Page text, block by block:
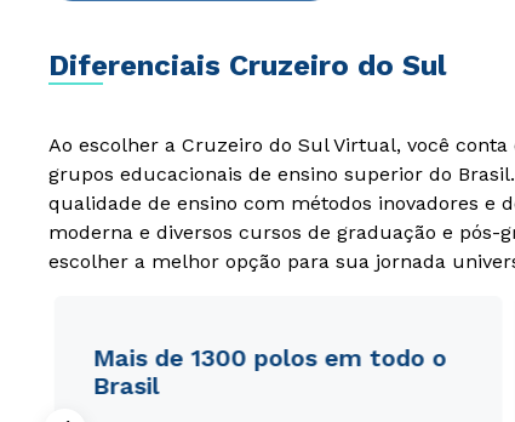
Diferenciais Cruzeiro do Sul
Ao escolher a Cruzeiro do Sul Virtual, você
grupos educacionais de ensino superior do
qualidade de ensino com métodos inovadores e
moderna e diversos cursos de graduação e pós-
escolher a melhor opção para sua jornada
Mais de 1300 polos em todo o
Brasil